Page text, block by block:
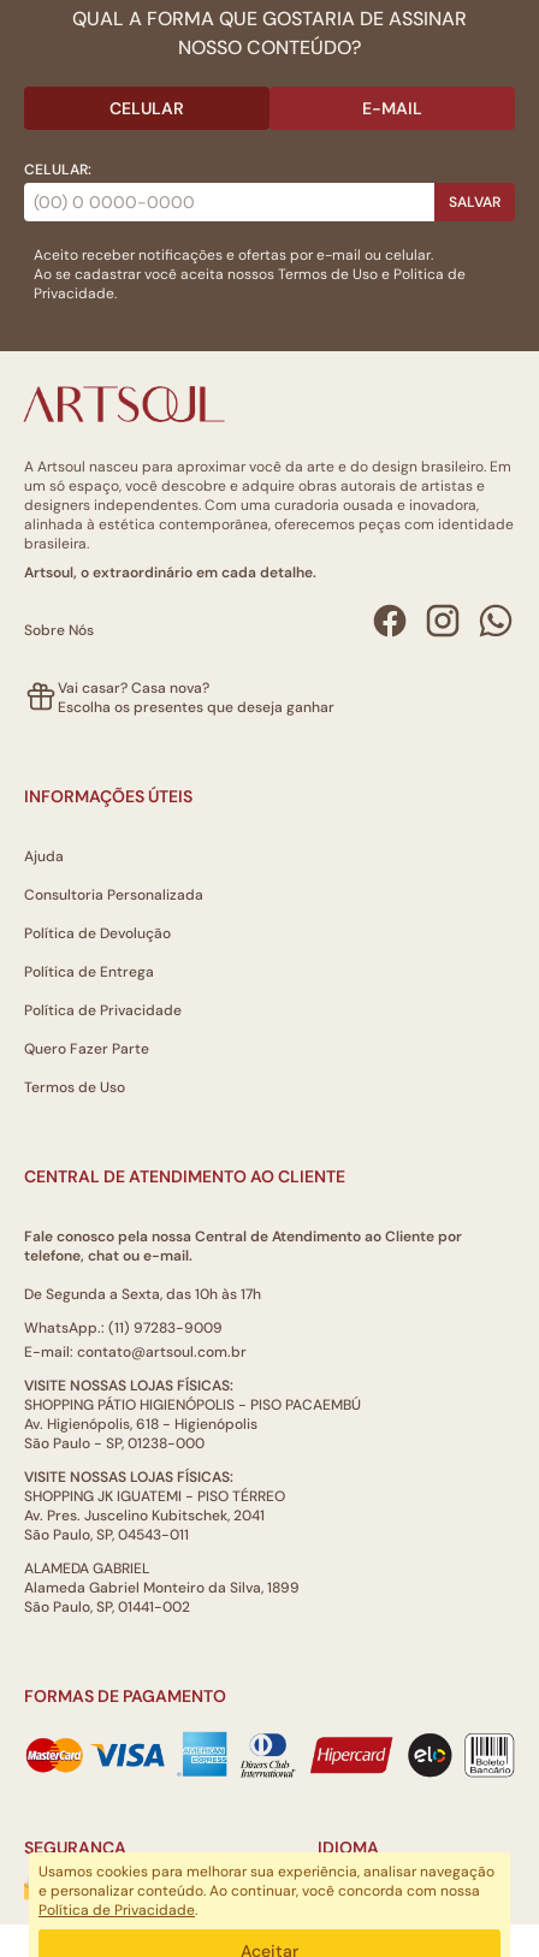
QUAL A FORMA QUE GOSTARIA DE ASSINAR
NOSSO CONTEÚDO?
CELULAR E-MAIL
CELULAR:
SALVAR
Aceito receber notificações e ofertas por e-mail ou celular.
Ao se cadastrar você aceita nossosTermos de Usoe Politica de
Privacidade.
A Artsoul nasceu para aproximar você da arte e do design brasileiro. Em
um só espaço, você descobre e adquire obras autorais de artistas e
designers independentes. Com uma curadoria ousada e inovadora,
alinhada à estética contemporânea, oferecemos peças com identidade
brasileira.
Artsoul, o extraordinário em cada detalhe.
Sobre Nós
Vai casar? Casa nova?
Escolha os presentes que deseja ganhar
INFORMAÇÕES ÚTEIS
Ajuda
Consultoria Personalizada
Política de Devolução
Política de Entrega
Política de Privacidade
Quero Fazer Parte
Termos de Uso
CENTRAL DE ATENDIMENTO AO CLIENTE
Fale conosco pela nossa Central de Atendimento ao Cliente por
telefone, chat ou e-mail.
De Segunda a Sexta, das 10h às 17h
WhatsApp.: (11) 97283-9009
E-mail: contato@artsoul.com.br
VISITE NOSSAS LOJAS FÍSICAS:
SHOPPING PÁTIO HIGIENÓPOLIS - PISO PACAEMBÚ
Av. Higienópolis, 618 - Higienópolis
São Paulo - SP, 01238-000
VISITE NOSSAS LOJAS FÍSICAS:
SHOPPING JK IGUATEMI - PISO TÉRREO
Av. Pres. Juscelino Kubitschek, 2041
São Paulo, SP, 04543-011
ALAMEDA GABRIEL
Alameda Gabriel Monteiro da Silva, 1899
São Paulo, SP, 01441-002
FORMAS DE PAGAMENTO
SEGURANÇA IDIOMA
ARTSOUL COMUNICAÇÃO DIGITAL LTDA | CNPJ: 29.752.781/0001-52
Usamos cookies para melhorar sua experiência, analisar navegação
e personalizar conteúdo. Ao continuar, você concorda com nossa
Política de Privacidade.
Aceitar